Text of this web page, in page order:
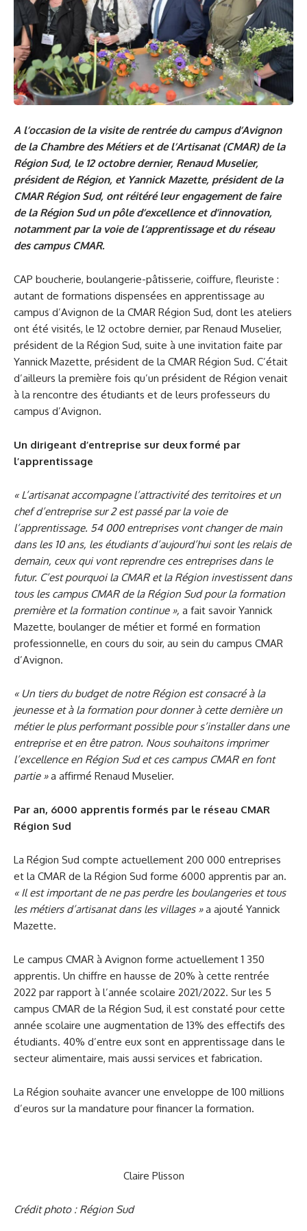
A l’occasion de la visite de rentrée du campus d’Avignon
de la Chambre des Métiers et de l’Artisanat (CMAR) de la
Région Sud, le 12 octobre dernier, Renaud Muselier,
président de Région, et Yannick Mazette, président de la
CMAR Région Sud, ont réitéré leur engagement de faire
de la Région Sud un pôle d’excellence et d’innovation,
notamment par la voie de l’apprentissage et du réseau
des campus CMAR.
CAP boucherie, boulangerie-pâtisserie, coiffure, fleuriste :
autant de formations dispensées en apprentissage au
campus d’Avignon de la CMAR Région Sud, dont les ateliers
ont été visités, le 12 octobre dernier, par Renaud Muselier,
président de la Région Sud, suite à une invitation faite par
Yannick Mazette, président de la CMAR Région Sud. C’était
d’ailleurs la première fois qu’un président de Région venait
à la rencontre des étudiants et de leurs professeurs du
campus d’Avignon.
Un dirigeant d’entreprise sur deux formé par
l’apprentissage
« L’artisanat accompagne l’attractivité des territoires et un
chef d’entreprise sur 2 est passé par la voie de
l’apprentissage. 54 000 entreprises vont changer de main
dans les 10 ans, les étudiants d’aujourd’hui sont les relais de
demain, ceux qui vont reprendre ces entreprises dans le
futur. C’est pourquoi la CMAR et la Région investissent dans
tous les campus CMAR de la Région Sud pour la formation
première et la formation continue », a fait savoir Yannick
Mazette, boulanger de métier et formé en formation
professionnelle, en cours du soir, au sein du campus CMAR
d’Avignon.
« Un tiers du budget de notre Région est consacré à la
jeunesse et à la formation pour donner à cette dernière un
métier le plus performant possible pour s’installer dans une
entreprise et en être patron. Nous souhaitons imprimer
l’excellence en Région Sud et ces campus CMAR en font
partie »a affirmé Renaud Muselier.
Par an, 6000 apprentis formés par le réseau CMAR
Région Sud
La Région Sud compte actuellement 200 000 entreprises
et la CMAR de la Région Sud forme 6000 apprentis par an.
« Il est important de ne pas perdre les boulangeries et tous
les métiers d’artisanat dans les villages »a ajouté Yannick
Mazette.
Le campus CMAR à Avignon forme actuellement 1 350
apprentis. Un chiffre en hausse de 20% à cette rentrée
2022 par rapport à l’année scolaire 2021/2022. Sur les 5
campus CMAR de la Région Sud, il est constaté pour cette
année scolaire une augmentation de 13% des effectifs des
étudiants. 40% d’entre eux sont en apprentissage dans le
secteur alimentaire, mais aussi services et fabrication.
La Région souhaite avancer une enveloppe de 100 millions
d’euros sur la mandature pour financer la formation.
Claire Plisson
Crédit photo : Région Sud